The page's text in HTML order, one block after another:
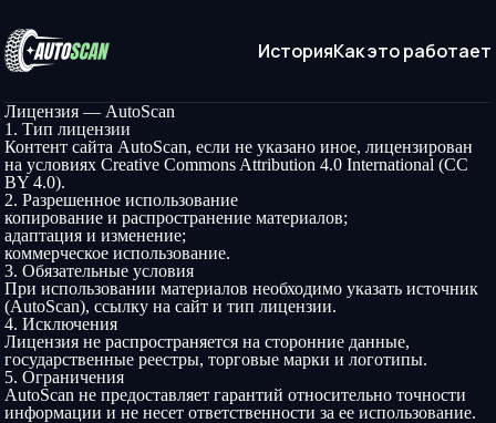
ИсторияКак это работает
Лицензия — AutoScan
1 .Тип лицензии
Контент сайта AutoScan, если не указано иное, лицензирован
на условиях Creative Commons Attribution 4.0 International (CC
BY 4.0).
2.Разрешенное использование
копирование и распространение материалов;
адаптация и изменение;
коммерческое использование.
3.Обязательные условия
При использовании материалов необходимо указать источник
(AutoScan), ссылку на сайт и тип лицензии.
4.Исключения
Лицензия не распространяется на сторонние данные,
государственные реестры, торговые марки и логотипы.
5.Ограничения
AutoScan не предоставляет гарантий относительно точности
информации и не несет ответственности за ее использование.